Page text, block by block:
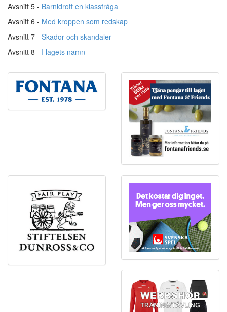
Avsnitt 5 - Barnidrott en klassfråga
Avsnitt 6 - Med kroppen som redskap
Avsnitt 7 - Skador och skandaler
Avsnitt 8 - I lagets namn